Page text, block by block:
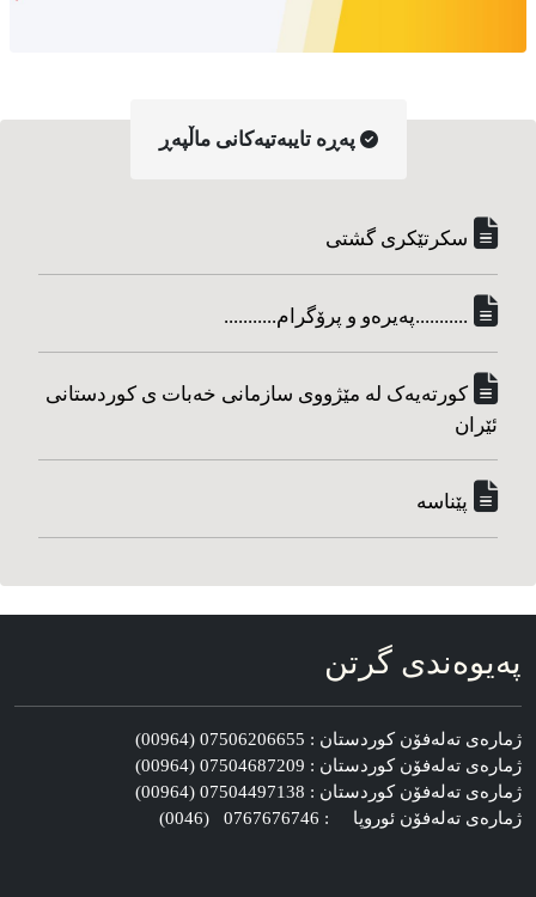
په‌ڕه‌ تایبه‌تیه‌کانی ماڵپه‌ڕ
سکرتێکری گشتی
...........په‌یره‌و و پرۆگرام...........
کورته‌یه‌ک له مێژووی سازمانی خه‌بات ی کوردستانی
ئێران
پێناسه‌
په‌یوه‌ندی گرتن
ژماره‌ی ته‌له‌فۆن کوردستان : 07506206655 (00964)
ژماره‌ی ته‌له‌فۆن کوردستان : 07504687209 (00964)
ژماره‌ی ته‌له‌فۆن کوردستان : 07504497138 (00964)
ژماره‌ی ته‌له‌فۆن ئوروپا : 0767676746 (0046)